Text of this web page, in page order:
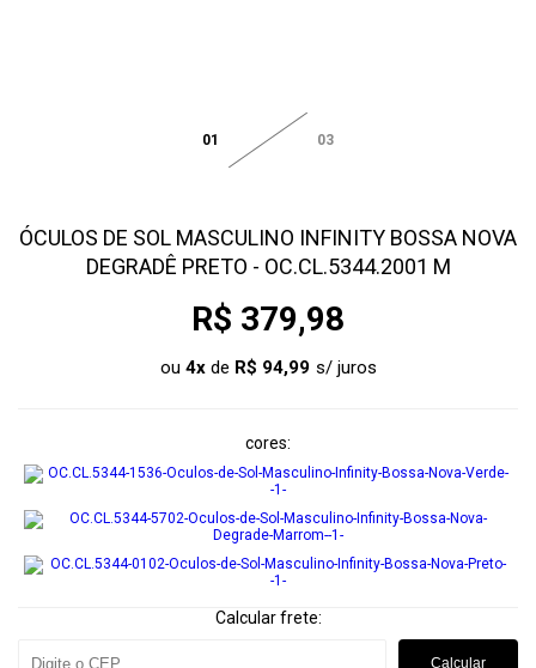
01 03
ÓCULOS DE SOL MASCULINO INFINITY BOSSA NOVA
DEGRADÊ PRETO - OC.CL.5344.2001 M
R$ 379,98
ou 4xde R$ 94,99
cores
Calcular frete:
Calcular